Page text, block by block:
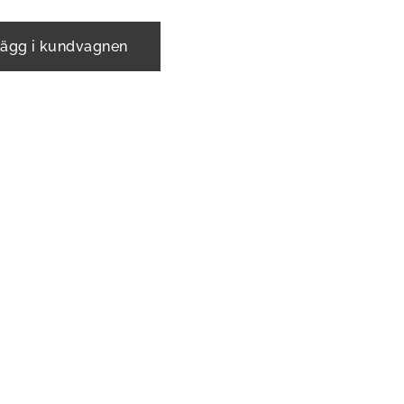
i kundvagnen